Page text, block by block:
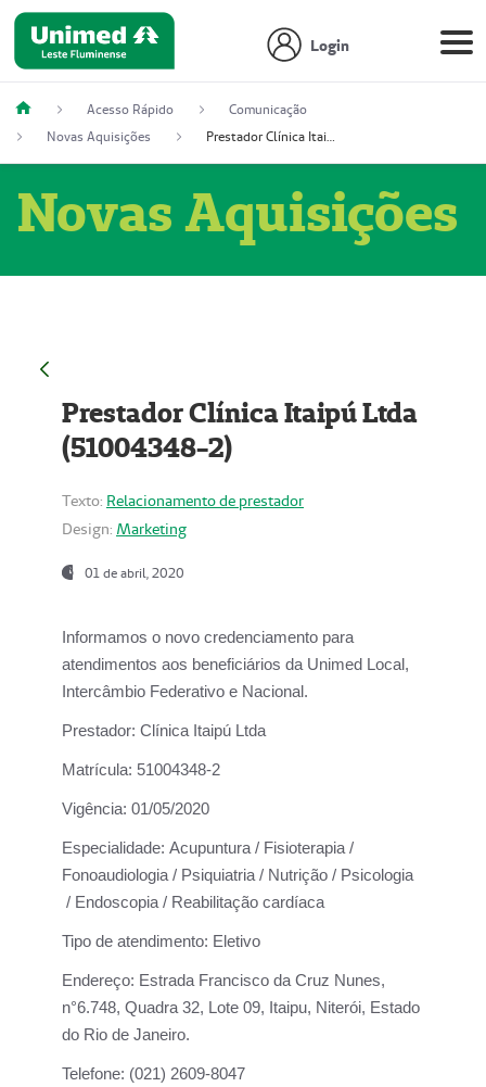
Login
Acesso Rápido
Comunicação
Novas Aquisições
Prestador Clínica Itaipú Ltda (51004348-2)
Novas Aquisições
Prestador Clínica Itaipú Ltda
(51004348-2)
Texto: Relacionamento de prestador
Design: Marketing
01 de abril, 2020
Informamos o novo credenciamento para
atendimentos aos beneficiários da Unimed Local,
Intercâmbio Federativo e Nacional.
Prestador: Clínica Itaipú Ltda
Matrícula: 51004348-2
Vigência: 01/05/2020
Especialidade: Acupuntura / Fisioterapia /
Fonoaudiologia / Psiquiatria / Nutrição / Psicologia
/ Endoscopia / Reabilitação cardíaca
Tipo de atendimento: Eletivo
Endereço: Estrada Francisco da Cruz Nunes,
n°6.748, Quadra 32, Lote 09, Itaipu, Niterói, Estado
do Rio de Janeiro.
Telefone: (021) 2609-8047